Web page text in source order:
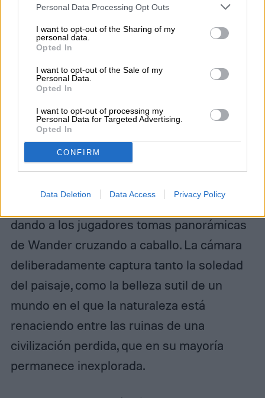
Personal Data Processing Opt Outs
I want to opt-out of the Sharing of my
personal data.
Opted In
I want to opt-out of the Sale of my
Personal Data.
Opted In
I want to opt-out of processing my
Personal Data for Targeted Advertising.
Opted In
CONFIRM
Data Deletion Data Access Privacy Policy
emocionalmente al jugador, que muchos
desarrolladores han intentado copiar, pero
pocos han logrado replicar.
Detalles nuevos, juego antiguo
Shadow of the Colossusestuvo limitado por
el hardware de PlayStation 2 cuando fue
lanzado, pero el estudio japonés de Sony
dando a los jugadores tomas panorámicas
de Wander cruzando a caballo. La cámara
deliberadamente captura tanto la soledad
del paisaje, como la belleza sutil de un
mundo en el que la naturaleza está
renaciendo entre las ruinas de una
civilización perdida, que en su mayoría
permanece inexplorada.